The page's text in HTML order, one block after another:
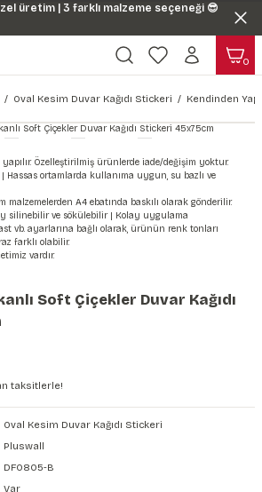
üretim | 3 farklı malzeme seçeneği 😎
Harita & Şehir Duvar Kağıdı
Türkiye Serisi Duvar Kağıdı
Şehir & Ülke Duvar Kağıdı
Hayvan, Yaprak & Çiçek
Yaprak Desenli Duvar Kağıdı
Hayvan Duvar Kağıdı
Doğa & Manza Duvar Kağıdı
Manzara Duvar Kağıdı
Orman Duvar Kağıdı
Tasarım & Sanatsal Duvar
Sanat Duvar Kağıdı
Geometrik Duvar Kağıdı
Araba Duvar Kağıdı
Sağlık Duvar Kağıdı
Ahşap, Mermer & Taş
Mermer Desenli Duvar Kağıdı
Taş Desenli Duvar Kağıdı
Ahşap Desenli Duvar Kağıdı
0
Oval Kesim Duvar Kağıdı Stickeri Kendinden
Özelleştirilmiş ürünlerde iade/değişim yoktur.
| Hassas ortamlarda kullanıma uygun, su bazlı ve
A4 ebatında baskılı olarak gönderilir.
silinebilir ve sökülebilir | Kolay uygulama
vb. ayarlarına bağlı olarak, ürünün renk tonları
farklı olabilir.
vardır.
Soft Çiçekler Duvar Kağıdı
taksitlerle!
Oval Kesim Duvar Kağıdı Stickeri
Pluswall
DF0805-B
Var